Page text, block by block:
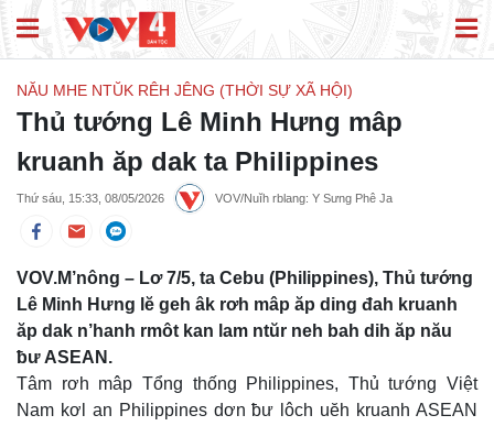
NĂU MHE NTŬK RÊH JÊNG (THỜI SỰ XÃ HỘI)
Thủ tướng Lê Minh Hưng mâp
kruanh ăp dak ta Philippines
Thứ sáu, 15:33, 08/05/2026 VOV/Nuĭh rblang: Y Sưng Phê Ja
VOV.M’nông – Lơ 7/5, ta Cebu (Philippines), Thủ tướng
Lê Minh Hưng lĕ geh âk rơh mâp ăp ding đah kruanh
ăp dak n’hanh rmôt kan lam ntŭr neh bah dih ăp nău
ƀư ASEAN.
Tâm rơh mâp Tổng thống Philippines, Thủ tướng Việt
Nam kơl an Philippines dơn ƀư lôch uĕh kruanh ASEAN